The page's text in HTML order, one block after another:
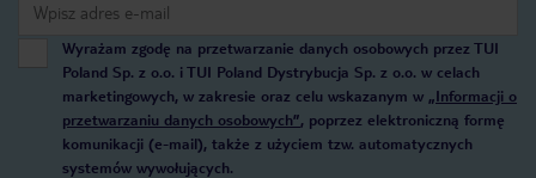
Wyrażam zgodę na przetwarzanie danych osobowych przez TUI
Poland Sp. z o.o. i TUI Poland Dystrybucja Sp. z o.o. w celach
marketingowych, w zakresie oraz celu wskazanym w „Informacji o
przetwarzaniu danych osobowych”, poprzez elektroniczną formę
komunikacji (e-mail), także z użyciem tzw. automatycznych
systemów wywołujących.